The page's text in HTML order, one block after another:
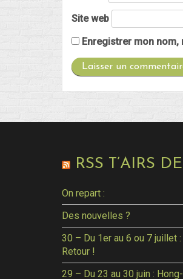
Site web
Enregistrer mon
RSS T’AIRS
On repart :
Des nouvelles ?
30 – Du 1er au 6 ou 7 juillet
Retour !
29 – Du 23 au 30 juin :